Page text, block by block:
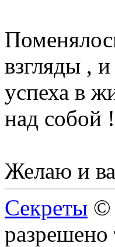
взгляды ,
успеха в
над собой !
Желаю и
Секреты ©
разрешено